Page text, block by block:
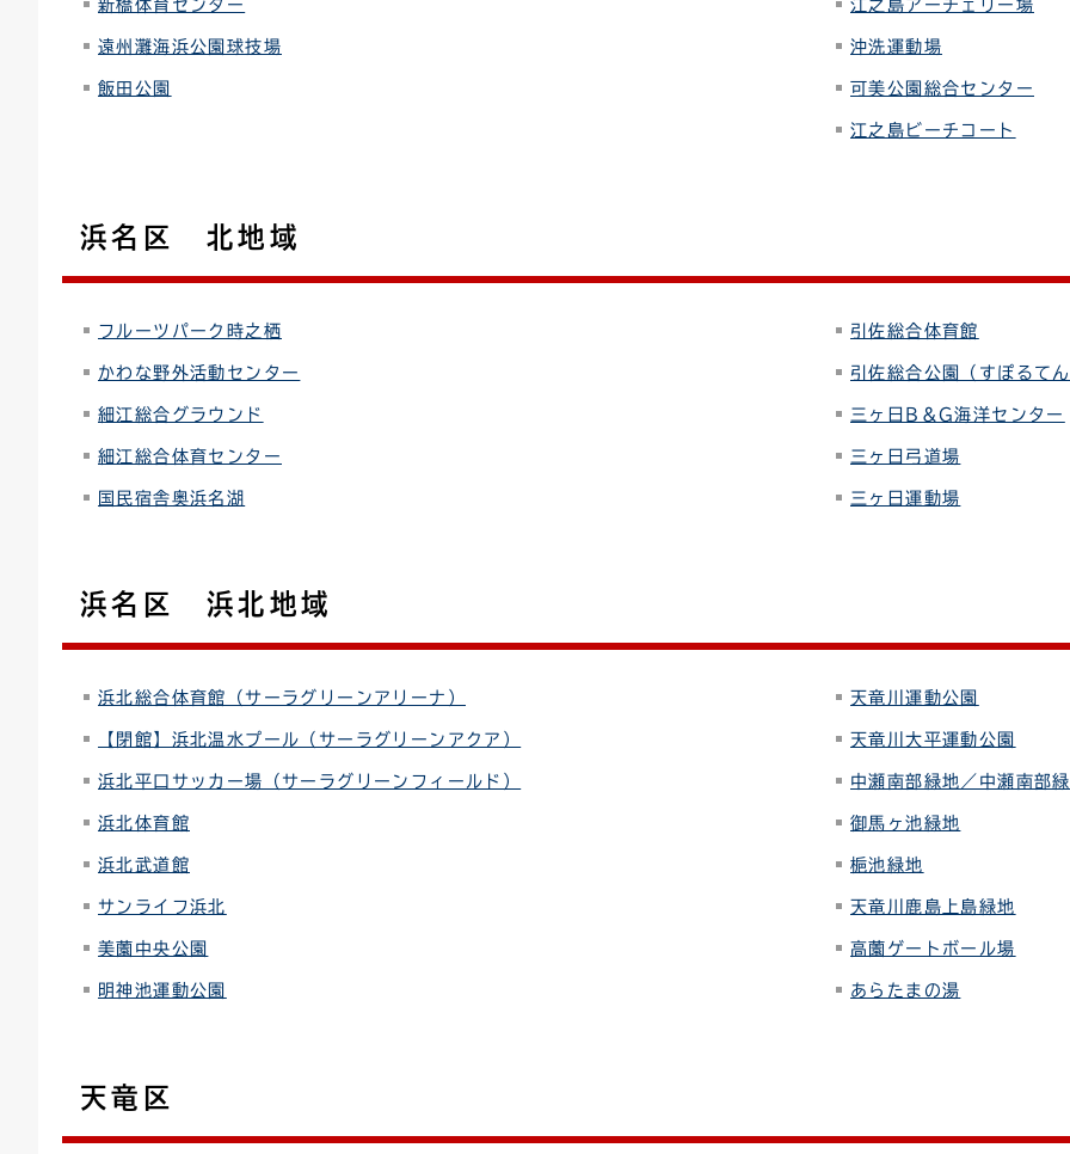
新橋体育センター
遠州灘海浜公園球技場
飯田公園
江之島アーチェリー場
沖洗運動場
可美公園総合センター
江之島ビーチコート
浜名区 北地域
フルーツパーク時之栖
かわな野外活動センター
細江総合グラウンド
細江総合体育センター
国民宿舎奥浜名湖
引佐総合体育館
引佐総合公園（すぽるて
三ヶ日B＆G海洋センター
三ヶ日弓道場
三ヶ日運動場
浜名区 浜北地域
浜北総合体育館（サーラグリーンアリーナ）
【閉館】浜北温水プール（サーラグリーンアクア）
浜北平口サッカー場（サーラグリーンフィールド）
浜北体育館
浜北武道館
サンライフ浜北
美薗中央公園
明神池運動公園
天竜川運動公園
天竜川大平運動公園
中瀬南部緑地／中瀬南部
御馬ヶ池緑地
梔池緑地
天竜川鹿島上島緑地
高薗ゲートボール場
あらたまの湯
天竜区